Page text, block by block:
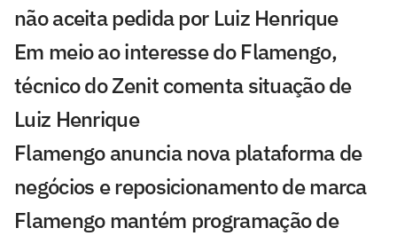
não aceita pedida por Luiz Henrique
Em meio ao interesse do Flamengo,
técnico do Zenit comenta situação de
Luiz Henrique
Flamengo anuncia nova plataforma de
negócios e reposicionamento de marca
Flamengo mantém programação de